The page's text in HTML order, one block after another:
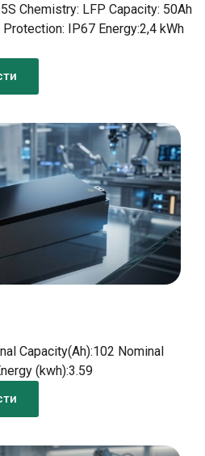
Chemistry: LFP Capacity: 50Ah
IP67 Energy:2,4 kWh
Capacity(Ah):102 Nominal
(kwh):3.59